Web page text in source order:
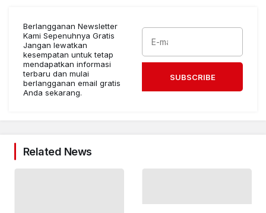
Berlangganan Newsletter
Kami Sepenuhnya Gratis
Jangan lewatkan
kesempatan untuk tetap
mendapatkan informasi
terbaru dan mulai
berlangganan email gratis
Anda sekarang.
SUBSCRIBE
Related News